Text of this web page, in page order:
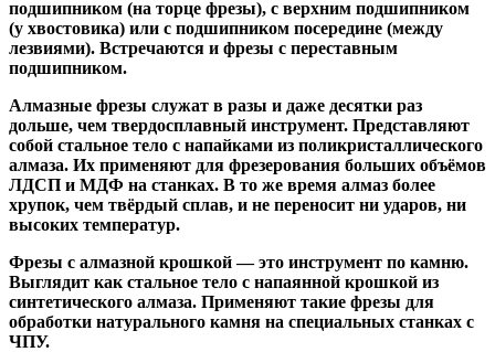
подшипником (на торце фрезы), с верхним подшипником
(у хвостовика) или с подшипником посередине (между
лезвиями). Встречаются и фрезы с переставным
подшипником.
Алмазные фрезы служат в разы и даже десятки раз
дольше, чем твердосплавный инструмент. Представляют
собой стальное тело с напайками из поликристаллического
алмаза. Их применяют для фрезерования больших объёмов
ЛДСП и МДФ на станках. В то же время алмаз более
хрупок, чем твёрдый сплав, и не переносит ни ударов, ни
высоких температур.
Фрезы с алмазной крошкой— это инструмент по камню.
Выглядит как стальное тело с напаянной крошкой из
синтетического алмаза. Применяют такие фрезы для
обработки натурального камня на специальных станках с
ЧПУ.